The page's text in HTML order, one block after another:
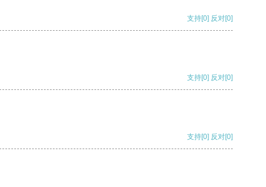
支持[0] 反对[0]
支持[0] 反对[0]
支持[0] 反对[0]